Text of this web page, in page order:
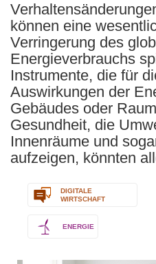
können eine
Verringerung des
Energieverbrauchs
Instrumente, die für
Auswirkungen der
Gebäudes oder
Gesundheit, die
Innenräume und
aufzeigen, könnten
DIGITALE
WIRTSCHAFT
ENERGIE